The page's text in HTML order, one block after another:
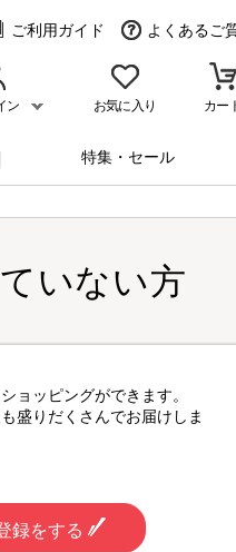
ご利用ガイド よくあるご
ン お気に入り カー
特集・セール
いない方
ョッピングができます。
盛りだくさんでお届けしま
録をする